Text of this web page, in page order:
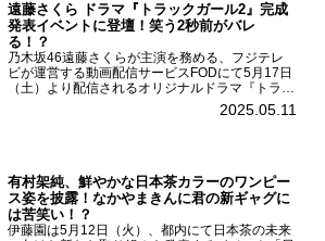
遠藤さくら ドラマ『トラックガール2』完成
発表イベントに登壇！笑う2秒前がバレ
る！？
乃木坂46遠藤さくらが主演を務める、フジテレ
ビが運営する動画配信サービスFODにて5月17日
（土）より配信されるオリジナルドラマ『トラッ
クガール2』の完成発表イベントが５月10日
（土）都内で開催された。FODドラマ『トラック
2025.05.11
有村架純、鮮やかな日本茶カラーのワンピー
ス姿を披露！なかやまきんに君の新ギャグに
は苦笑い！？
伊藤園は5月12日（火）、都内にて日本茶の未来